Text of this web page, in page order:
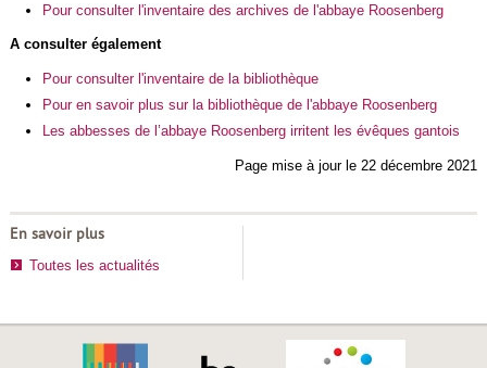
Pour consulter l'inventaire des archives de l'abbaye Roosenberg
A consulter également
Pour consulter l'inventaire de la bibliothèque
Pour en savoir plus sur la bibliothèque de l'abbaye Roosenberg
Les abbesses de l’abbaye Roosenberg irritent les évêques gantois
Page mise à jour le 22 décembre 2021
En savoir plus
Toutes les actualités